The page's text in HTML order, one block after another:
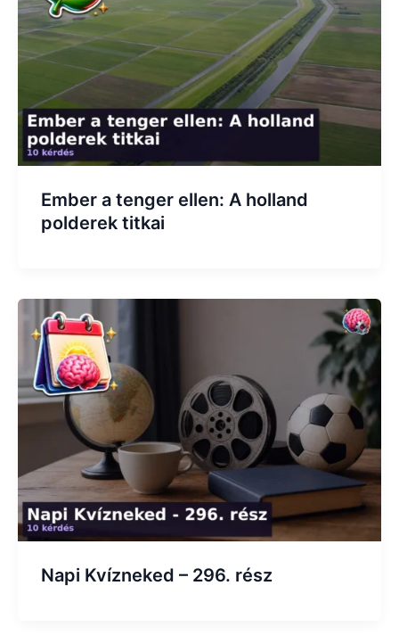
Ember a tenger ellen: A holland
polderek titkai
Napi Kvízneked – 296. rész